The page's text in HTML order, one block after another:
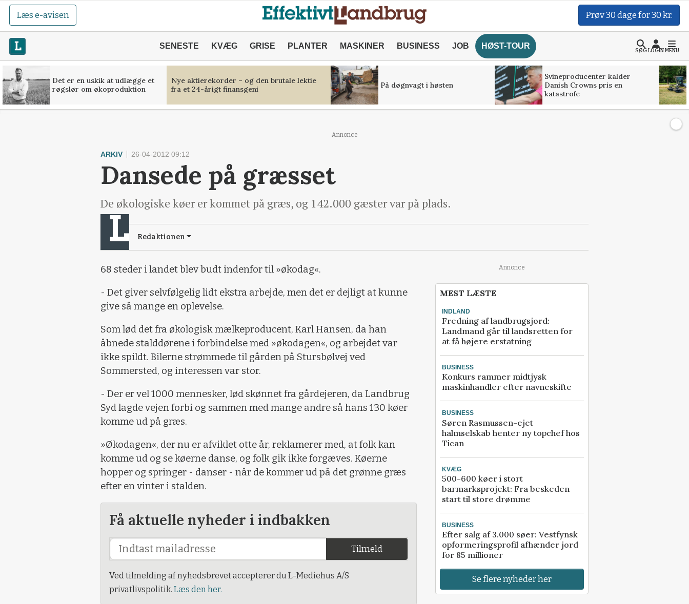
Læs e-avisen Prøv 30 dage for 30 kr.
SENESTE KVÆG GRISE PLANTER MASKINER BUSINESS JOB HØST-TOUR
SØGLOGINMENU
Det er en uskik at udlægge et
røgslør om økoproduktion
Nye aktierekorder – og den brutale lektie
fra et 24-årigt finansgeni
På døgnvagt i høsten
Svineproducenter kalder
Danish Crowns pris en
katastrofe
Annonce
ARKIV 26-04-2012 09:12
Dansede på græsset
De økologiske køer er kommet på græs, og 142.000 gæster var på plads.
Redaktionen
68 steder i landet blev budt indenfor til »økodag«.
- Det giver selvfølgelig lidt ekstra arbejde, men det er dejligt at kunne
give så mange en oplevelse.
Som lød det fra økologisk mælkeproducent, Karl Hansen, da han
åbnede stalddørene i forbindelse med »økodagen«, og arbejdet var
ikke spildt. Bilerne strømmede til gården på Stursbølvej ved
Sommersted, og interessen var stor.
- Der er vel 1000 mennesker, lød skønnet fra gårdejeren, da Landbrug
Syd lagde vejen forbi og sammen med mange andre så hans 130 køer
komme ud på græs.
»Økodagen«, der nu er afviklet otte år, reklamerer med, at folk kan
komme ud og se køerne danse, og folk gik ikke forgæves. Køerne
hopper og springer - danser - når de kommer ud på det grønne græs
efter en vinter i stalden.
Få aktuelle nyheder i indbakken
Tilmeld
Ved tilmelding af nyhedsbrevet accepterer du L-Mediehus A/S
privatlivspolitik. Læs den her.
Annonce
MEST LÆSTE
INDLAND
Fredning af landbrugsjord:
Landmand går til landsretten for
at få højere erstatning
BUSINESS
Konkurs rammer midtjysk
maskinhandler efter navneskifte
BUSINESS
Søren Rasmussen-ejet
halmselskab henter ny topchef hos
Tican
KVÆG
500-600 køer i stort
barmarksprojekt: Fra beskeden
start til store drømme
BUSINESS
Efter salg af 3.000 søer: Vestfynsk
opformeringsprofil afhænder jord
for 85 millioner
Se flere nyheder her